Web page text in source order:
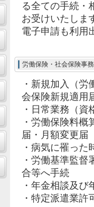
る全ての手続・
お受けいたしま
電子申請も利用
労働保険・社会保険事
・新規加入（
会保険新規適用
・日常業務（
・労働保険料
届・月額変更届
・病気に罹っ
・労働基準監
合等へ手続
・年金相談及び
・特定派遣業許